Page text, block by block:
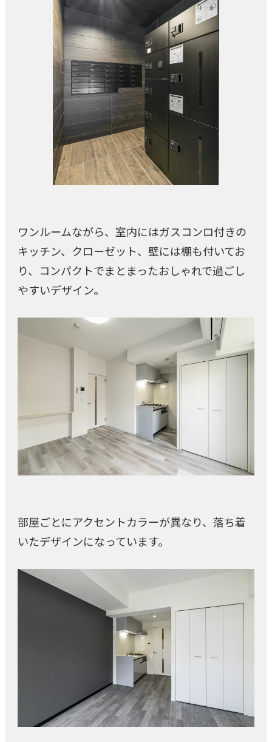
ワンルームながら、室内にはガスコンロ付きの
キッチン、クローゼット、壁には棚も付いてお
り、コンパクトでまとまったおしゃれで過ごし
やすいデザイン。
部屋ごとにアクセントカラーが異なり、落ち着
いたデザインになっています。